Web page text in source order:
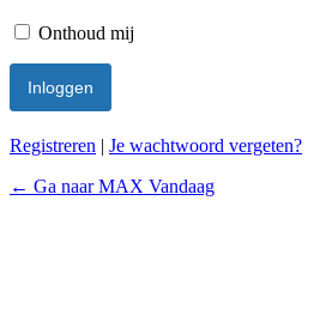
Onthoud mij
Registreren | Je wachtwoord vergeten?
← Ga naar MAX Vandaag